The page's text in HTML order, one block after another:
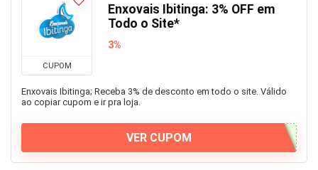
CUPOM
Enxovais Ibitinga: 3% OFF em
Todo o Site*
3%
Enxovais Ibitinga; Receba 3% de desconto em todo o site. Válido
ao copiar cupom e ir pra loja.
VER CUPOM